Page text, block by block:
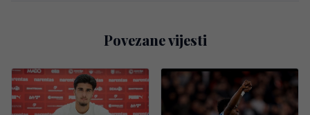
Povezane vijesti